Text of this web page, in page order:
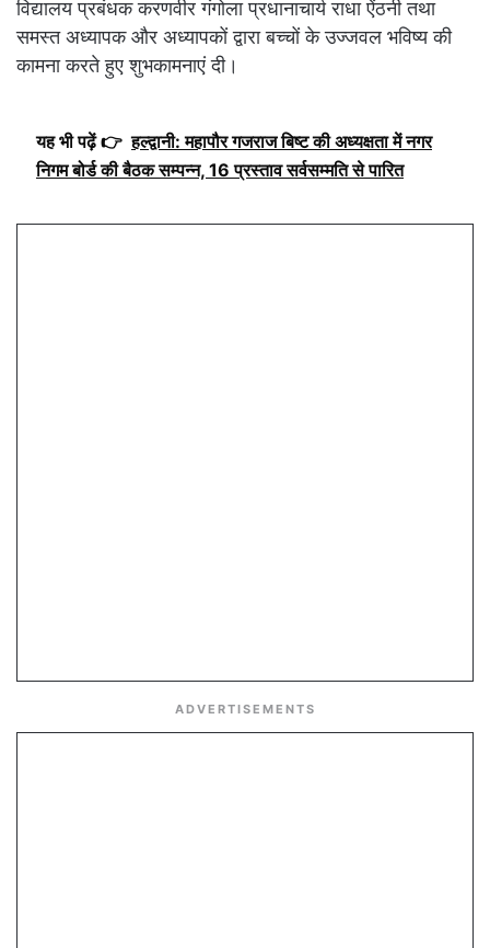
विद्यालय प्रबंधक करणवीर गंगोला प्रधानाचार्य राधा ऐंठनी तथा
समस्त अध्यापक और अध्यापकों द्वारा बच्चों के उज्जवल भविष्य की
कामना करते हुए शुभकामनाएं दी।
यह भी पढ़ें 👉 हल्द्वानी: महापौर गजराज बिष्ट की अध्यक्षता में नगर
निगम बोर्ड की बैठक सम्पन्न, 16 प्रस्ताव सर्वसम्मति से पारित
ADVERTISEMENTS